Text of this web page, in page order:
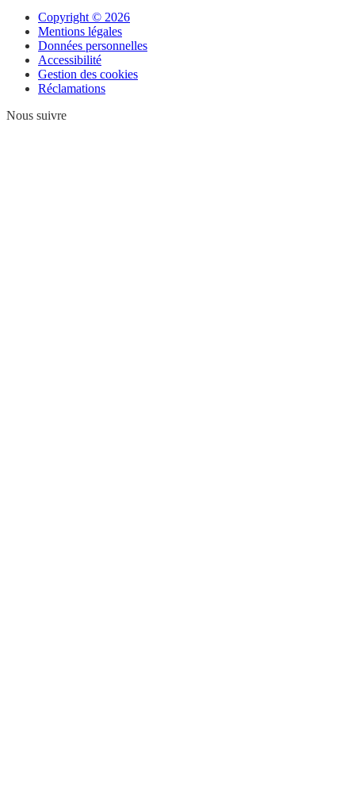
Copyright © 2026
Mentions légales
Données personnelles
Accessibilité
Gestion des cookies
Réclamations
Nous suivre